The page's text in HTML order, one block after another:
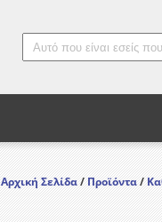
Αρχική Σελίδα/Προϊόντα/